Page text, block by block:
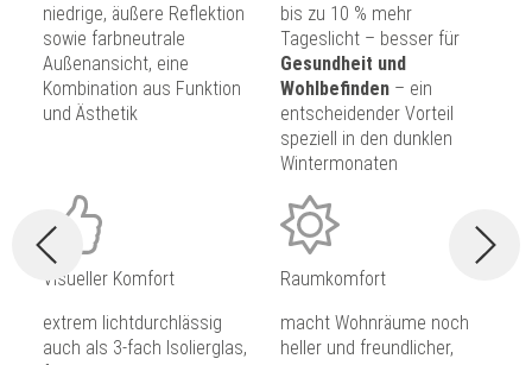
niedrige, äußere Reflektion
sowie farbneutrale
Außenansicht, eine
Kombination aus Funktion
und Ästhetik
bis zu 10 % mehr
Tageslicht – besser für
Gesundheit und
Wohlbefinden – ein
entscheidender Vorteil
speziell in den dunklen
Wintermonaten
Visueller Komfort
extrem lichtdurchlässig
auch als 3-fach Isolierglas,
Raumkomfort
macht Wohnräume noch
heller und freundlicher,